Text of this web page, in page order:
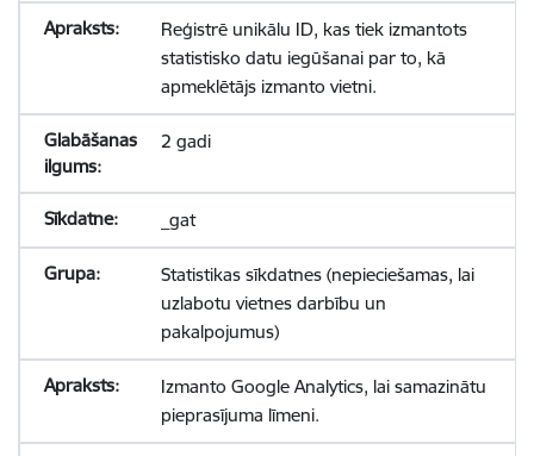
Reģistrē unikālu ID, kas tiek izmantots
statistisko datu iegūšanai par to, kā
apmeklētājs izmanto vietni.
2 gadi
_gat
Statistikas sīkdatnes (nepieciešamas, lai
uzlabotu vietnes darbību un
pakalpojumus)
Izmanto Google Analytics, lai samazinātu
pieprasījuma līmeni.